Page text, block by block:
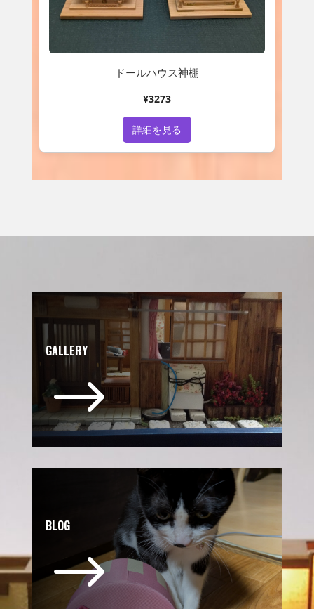
ドールハウス神棚
¥3273
詳細を見る
GALLERY
$
BLOG
$